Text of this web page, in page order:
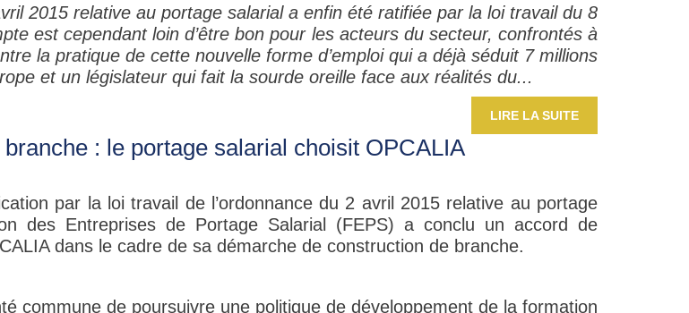
2015 relative au portage salarial a enfin été ratifiée par la loi travail du 8
est cependant loin d’être bon pour les acteurs du secteur, confrontés à
la pratique de cette nouvelle forme d’emploi qui a déjà séduit 7 millions
et un législateur qui fait la sourde oreille face aux réalités du...
LIRE LA SUITE
: le portage salarial choisit OPCALIA
par la loi travail de l’ordonnance du 2 avril 2015 relative au portage
des Entreprises de Portage Salarial (FEPS) a conclu un accord de
dans le cadre de sa démarche de construction de branche.
commune de poursuivre une politique de développement de la formation